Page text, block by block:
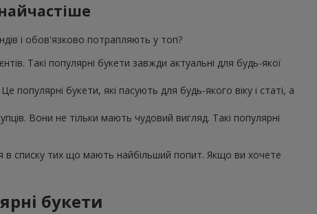
і обов'язково потрапляють у топ?
Такі популярні букети завжди актуальні для будь-якої
популярні букети, які пасують для будь-якого віку і статі, а
Вони не тільки мають чудовий вигляд. Такі популярні
в списку тих що мають найбільший попит. Якщо ви хочете
букети